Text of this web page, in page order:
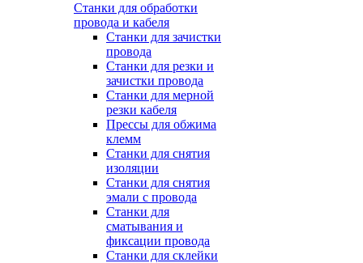
Станки для обработки
провода и кабеля
Станки для зачистки
провода
Станки для резки и
зачистки провода
Станки для мерной
резки кабеля
Прессы для обжима
клемм
Станки для снятия
изоляции
Станки для снятия
эмали с провода
Станки для
сматывания и
фиксации провода
Станки для склейки